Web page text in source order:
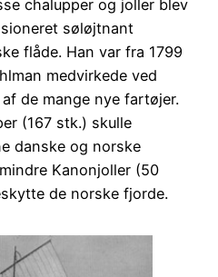
chalupper og joller blev
søløjtnant
flåde. Han var fra 1799
medvirkede ved
de mange nye fartøjer.
(167 stk.) skulle
danske og norske
Kanonjoller (50
de norske fjorde.